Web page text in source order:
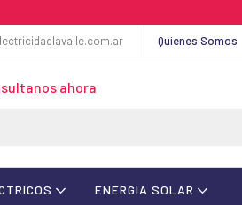
Quienes Somos
ahora
ENERGIA SOLAR